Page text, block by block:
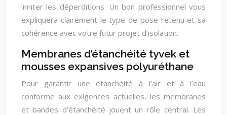
limiter les déperditions. Un bon professionnel vous
expliquera clairement le type de pose retenu et sa
cohérence avec votre futur projet d’isolation.
Membranes d’étanchéité tyvek et
mousses expansives polyuréthane
Pour garantir une étanchéité à l’air et à l’eau
conforme aux exigences actuelles, les membranes
et bandes d’étanchéité jouent un rôle central. Les